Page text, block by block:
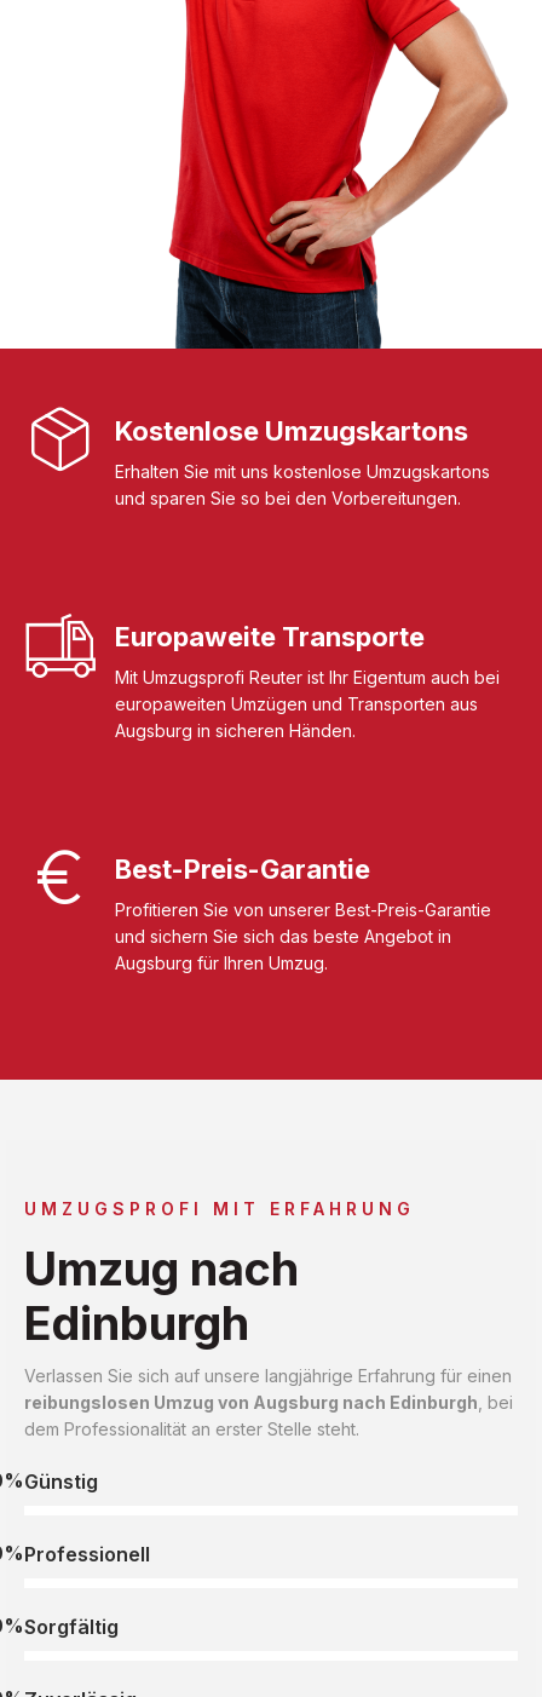
Kostenlose Umzugskartons
Erhalten Sie mit uns kostenlose Umzugskartons
und sparen Sie so bei den Vorbereitungen.
Europaweite Transporte
Mit Umzugsprofi Reuter ist Ihr Eigentum auch bei
europaweiten Umzügen und Transporten aus
Augsburg in sicheren Händen.
Best-Preis-Garantie
Profitieren Sie von unserer Best-Preis-Garantie
und sichern Sie sich das beste Angebot in
Augsburg für Ihren Umzug.
UMZUGSPROFI MIT ERFAHRUNG
Umzug nach
Edinburgh
Verlassen Sie sich auf unsere langjährige Erfahrung für einen
reibungslosen Umzug von Augsburg nach Edinburgh , bei
dem Professionalität an erster Stelle steht.
Günstig
Professionell
Sorgfältig